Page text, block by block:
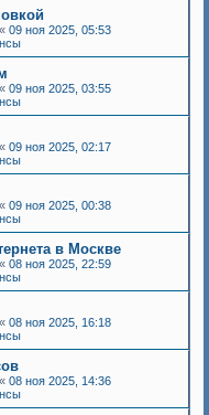
« 09 ноя 2025, 05:53
« 09 ноя 2025, 03:55
« 09 ноя 2025, 02:17
« 09 ноя 2025, 00:38
в Москве
« 08 ноя 2025, 22:59
« 08 ноя 2025, 16:18
« 08 ноя 2025, 14:36